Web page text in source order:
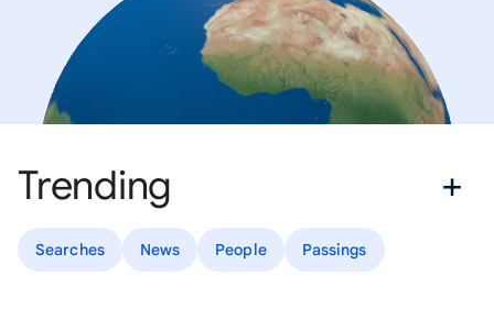
Trending
Searches News People Passings